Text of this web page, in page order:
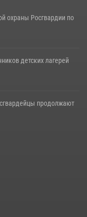
охраны Росгвардии по
детских лагерей
продолжают